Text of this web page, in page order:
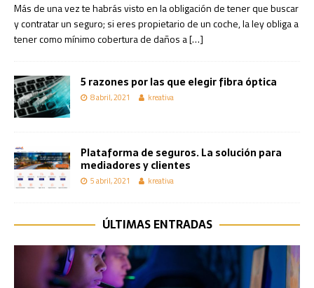
Más de una vez te habrás visto en la obligación de tener que buscar
y contratar un seguro; si eres propietario de un coche, la ley obliga a
tener como mínimo cobertura de daños a[…]
5 razones por las que elegir fibra óptica
8 abril, 2021 kreativa
Plataforma de seguros. La solución para
mediadores y clientes
5 abril, 2021 kreativa
ÚLTIMAS ENTRADAS